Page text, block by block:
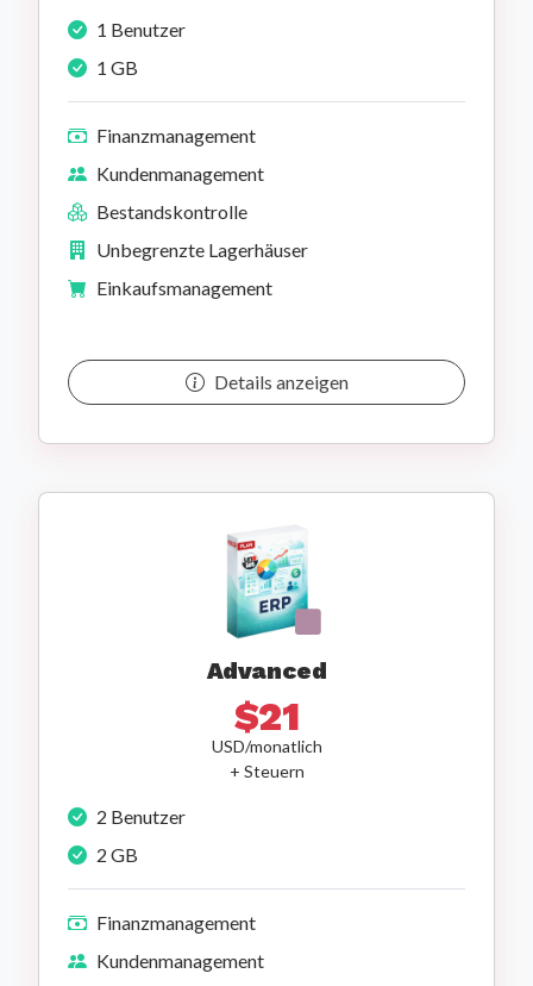
1 Benutzer
1 GB
Finanzmanagement
Kundenmanagement
Bestandskontrolle
Unbegrenzte Lagerhäuser
Einkaufsmanagement
Details anzeigen
Advanced
$21
USD/monatlich
+ Steuern
2 Benutzer
2 GB
Finanzmanagement
Kundenmanagement